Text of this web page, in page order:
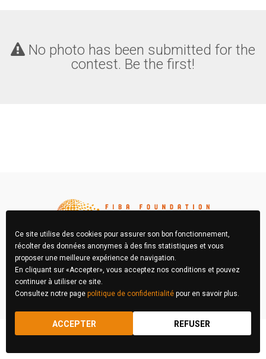
No photo has been submitted for the
contest. Be the first!
FIBA Concours Photo © 2026 Tous droits réservés
RÈGLEMENT MENTIONS LÉGALES
Ce site utilise des cookies pour assurer son bon fonctionnement,
récolter des données anonymes à des fins statistiques et vous
proposer une meilleure expérience de navigation.
En cliquant sur «Accepter», vous acceptez nos conditions et pouvez
continuer à utiliser ce site.
Consultez notre page politique de confidentialité pour en savoir plus.
ACCEPTER REFUSER